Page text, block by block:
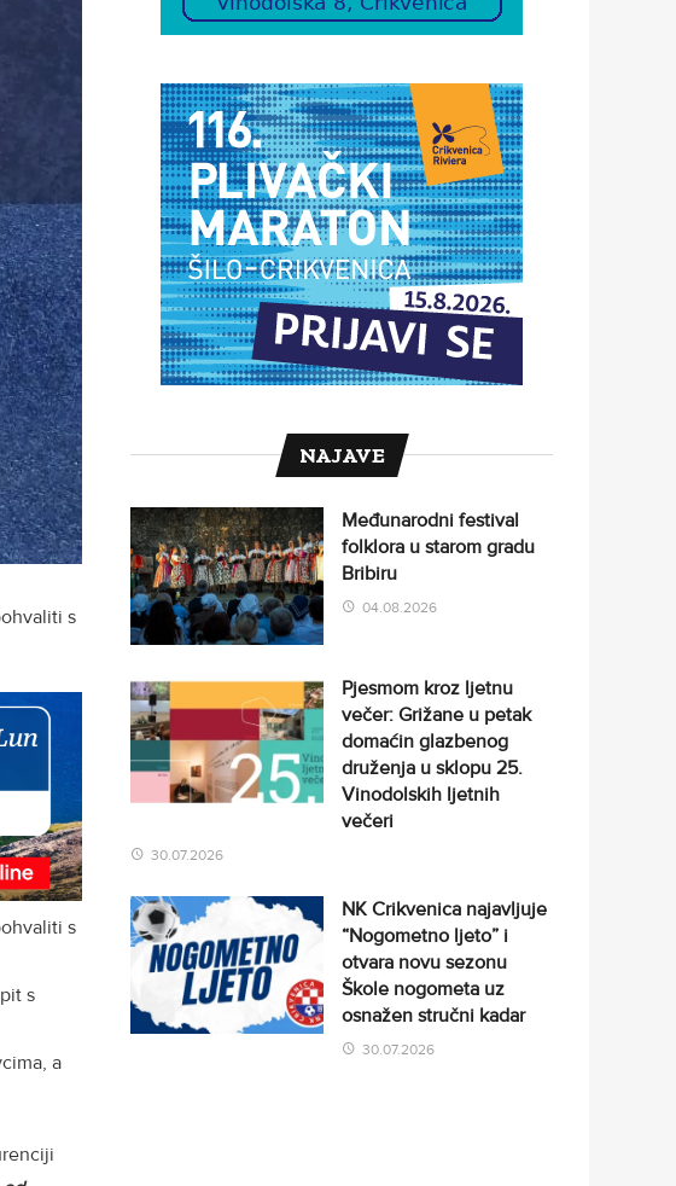
s
s
s
a
NAJAVE
Međunarodni festival
folklora u starom gradu
Bribiru
04.08.2026
Pjesmom kroz ljetnu
večer: Grižane u petak
domaćin glazbenog
druženja u sklopu 25.
Vinodolskih ljetnih
večeri
30.07.2026
NK Crikvenica najavljuje
“Nogometno ljeto” i
otvara novu sezonu
Škole nogometa uz
osnažen stručni kadar
30.07.2026